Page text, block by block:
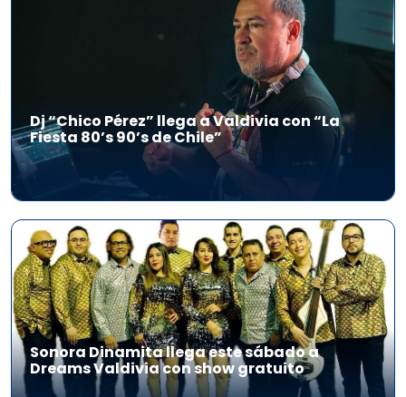
Dj “Chico Pérez” llega a Valdivia con “La
Fiesta 80’s 90’s de Chile”
Sonora Dinamita llega este sábado a
Dreams Valdivia con show gratuito